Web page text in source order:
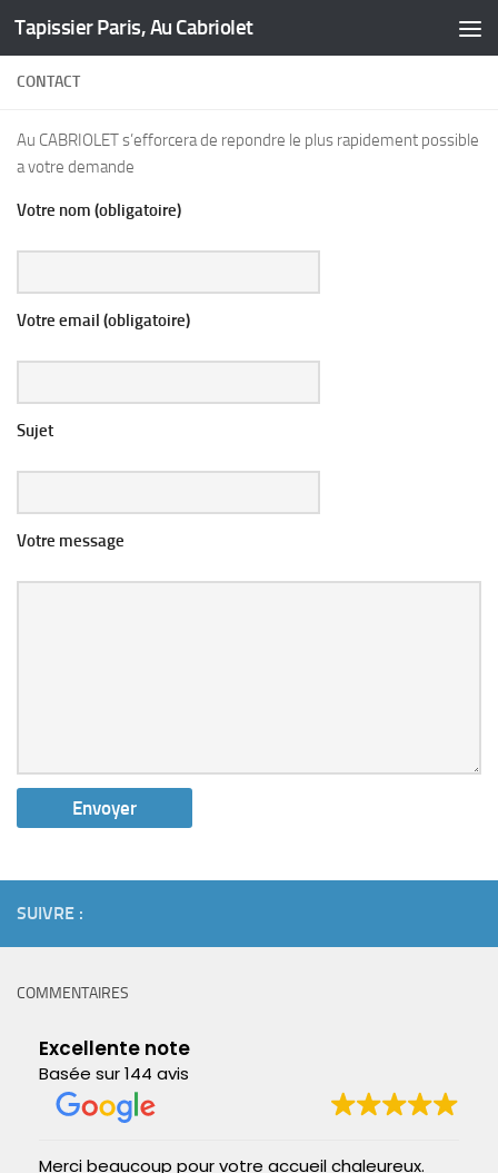
Skip to content
Tapissier Paris, Au Cabriolet
CONTACT
Au CABRIOLET s’efforcera de repondre le plus rapidement possible
a votre demande
Votre nom (obligatoire)
Votre email (obligatoire)
Sujet
Votre message
SUIVRE :
COMMENTAIRES
Excellente note
Basée sur 144 avis
Merci beaucoup pour votre accueil chaleureux.